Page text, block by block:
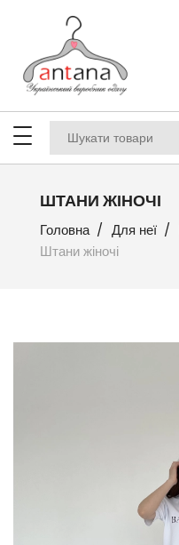
ШТАНИ ЖІНОЧІ
Головна Для неї
Штани жіночі